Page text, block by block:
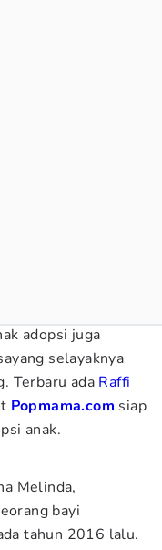
adopsi juga
selayaknya
Terbaru ada Raffi
Popmama.com siap
anak.
Melinda,
bayi
tahun 2016 lalu.